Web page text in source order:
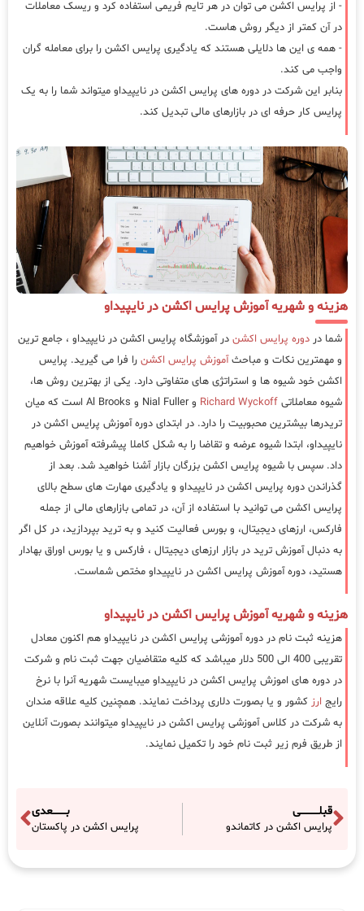
- از پرایس اکشن می توان در هر تایم فریمی استفاده کرد و ریسک معاملات
در آن کمتر از دیگر روش هاست.
- همه ی این ها دلایلی هستند که یادگیری پرایس اکشن را برای معامله گران
واجب می کند.
بنابر این شرکت در دوره های پرایس اکشن در نایپیداو میتواند شما را به یک
پرایس کار حرفه ای در بازارهای مالی تبدیل کند.
هزینه و شهریه آموزش پرایس اکشن در نایپیداو
شما در دوره پرایس اکشن در آموزشگاه پرایس اکشن در نایپیداو ، جامع ترین
و مهمترین نکات و مباحثآموزش پرایس اکشن را فرا می گیرید. پرایس
اکشن خود شیوه ها و استراتژی های متفاوتی دارد. یکی از بهترین روش ها،
شیوه معاملاتی Richard Wyckoff
و Nial Fuller و Al Brooks است که میان
تریدرها بیشترین محبوبیت را دارد. در ابتدای دوره آموزش پرایس اکشن در
نایپیداو، ابتدا شیوه عرضه و تقاضا را به شکل کاملا پیشرفته آموزش خواهیم
داد. سپس با شیوه پرایس اکشن بزرگان بازار آشنا خواهید شد. بعد از
گذراندن دوره پرایس اکشن در نایپیداو و یادگیری مهارت های سطح بالای
پرایس اکشن می توانید با استفاده از آن، در تمامی بازارهای مالی از جمله
فارکس، ارزهای دیجیتال، و بورس فعالیت کنید و به ترید بپردازید، در کل اگر
به دنبال آموزش ترید در بازار ارزهای دیجیتال ، فارکس و یا بورس اوراق بهادار
هستید، دوره آموزش پرایس اکشن در نایپیداو مختص شماست.
هزینه و شهریه آموزش پرایس اکشن در نایپیداو
هزینه ثبت نام در دوره آموزشی پرایس اکشن در نایپیداو هم اکنون معادل
تقریبی 400 الی 500 دلار میباشد که کلیه متقاضیان جهت ثبت نام و شرکت
در دوره های اموزش پرایس اکشن در نایپیداو میبایست شهریه آنرا با نرخ
رایج ارز کشور و یا بصورت دلاری پرداخت نمایند. همچنین کلیه علاقه مندان
به شرکت در کلاس آموزشی پرایس اکشن در نایپیداو میتوانند بصورت آنلاین
از طریق فرم زیر ثبت نام خود را تکمیل نمایند.
قبلـــــــــــی
پرایس اکشن در کاتماندو
بــــــــعدی
پرایس اکشن در پاکستان